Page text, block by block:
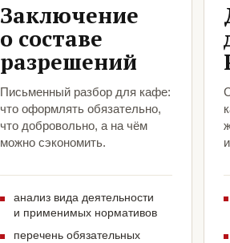
Заключение
о составе
разрешений
Письменный разбор для кафе:
что оформлять обязательно,
что добровольно, а на чём
можно сэкономить.
анализ вида деятельности
и применимых нормативов
перечень обязательных